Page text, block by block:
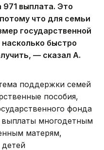
выплата. Это
что для семьи
государственной
быстро
— сказал А.
поддержки семей
пособия,
фонда
выплаты многодетным
матерям,